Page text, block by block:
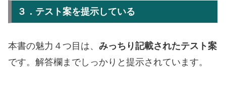
３．テスト案を提示している
本書の魅力４つ目は、 みっちり記載されたテスト案
です。解答欄までしっかりと提示されています。